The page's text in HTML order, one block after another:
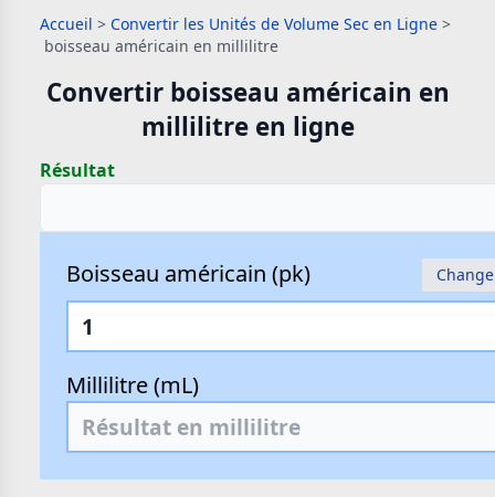
Accueil > Convertir les Unités de Volume Sec en Ligne >
boisseau américain en millilitre
Convertir boisseau américain en
millilitre en ligne
Résultat
Boisseau américain (pk)
Millilitre (mL)